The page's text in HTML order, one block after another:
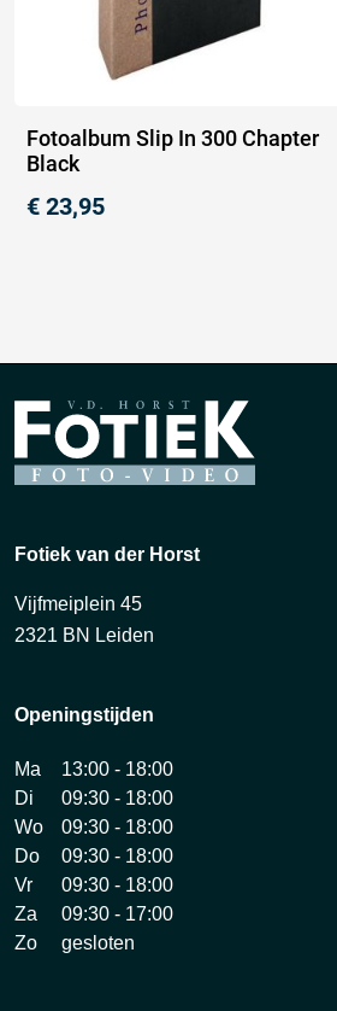
Fotoalbum Slip In 300 Chapter
Black
€ 23,95
Fotiek van der Horst
Vijfmeiplein 45
2321 BN Leiden
Openingstijden
Ma
13:00 - 18:00
Di
09:30 - 18:00
Wo
09:30 - 18:00
Do
09:30 - 18:00
Vr
09:30 - 18:00
Za
09:30 - 17:00
Zo
gesloten